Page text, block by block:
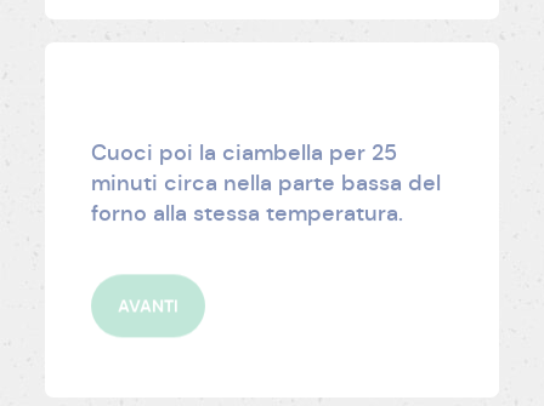
Cuoci poi la ciambella per 25
minuti circa nella parte bassa del
forno alla stessa temperatura.
AVANTI